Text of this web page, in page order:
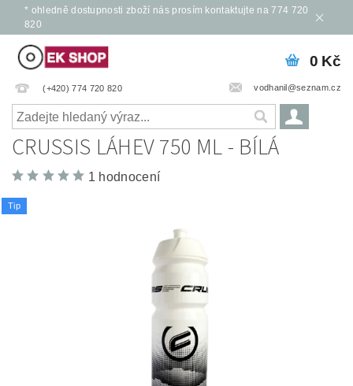
* ohledně dostupnosti zboží nás prosím kontaktujte na 774 720
820
(+420) 774 720 820 vodhanil@seznam.cz
0 Kč
CRUSSIS LÁHEV 750 ML - BÍLÁ
1 hodnocení
Tip